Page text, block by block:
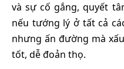
và sự cố gắng, quyết
nếu tướng lý ở tất cả
nhưng ấn đường mà
tốt, dễ đoản thọ.